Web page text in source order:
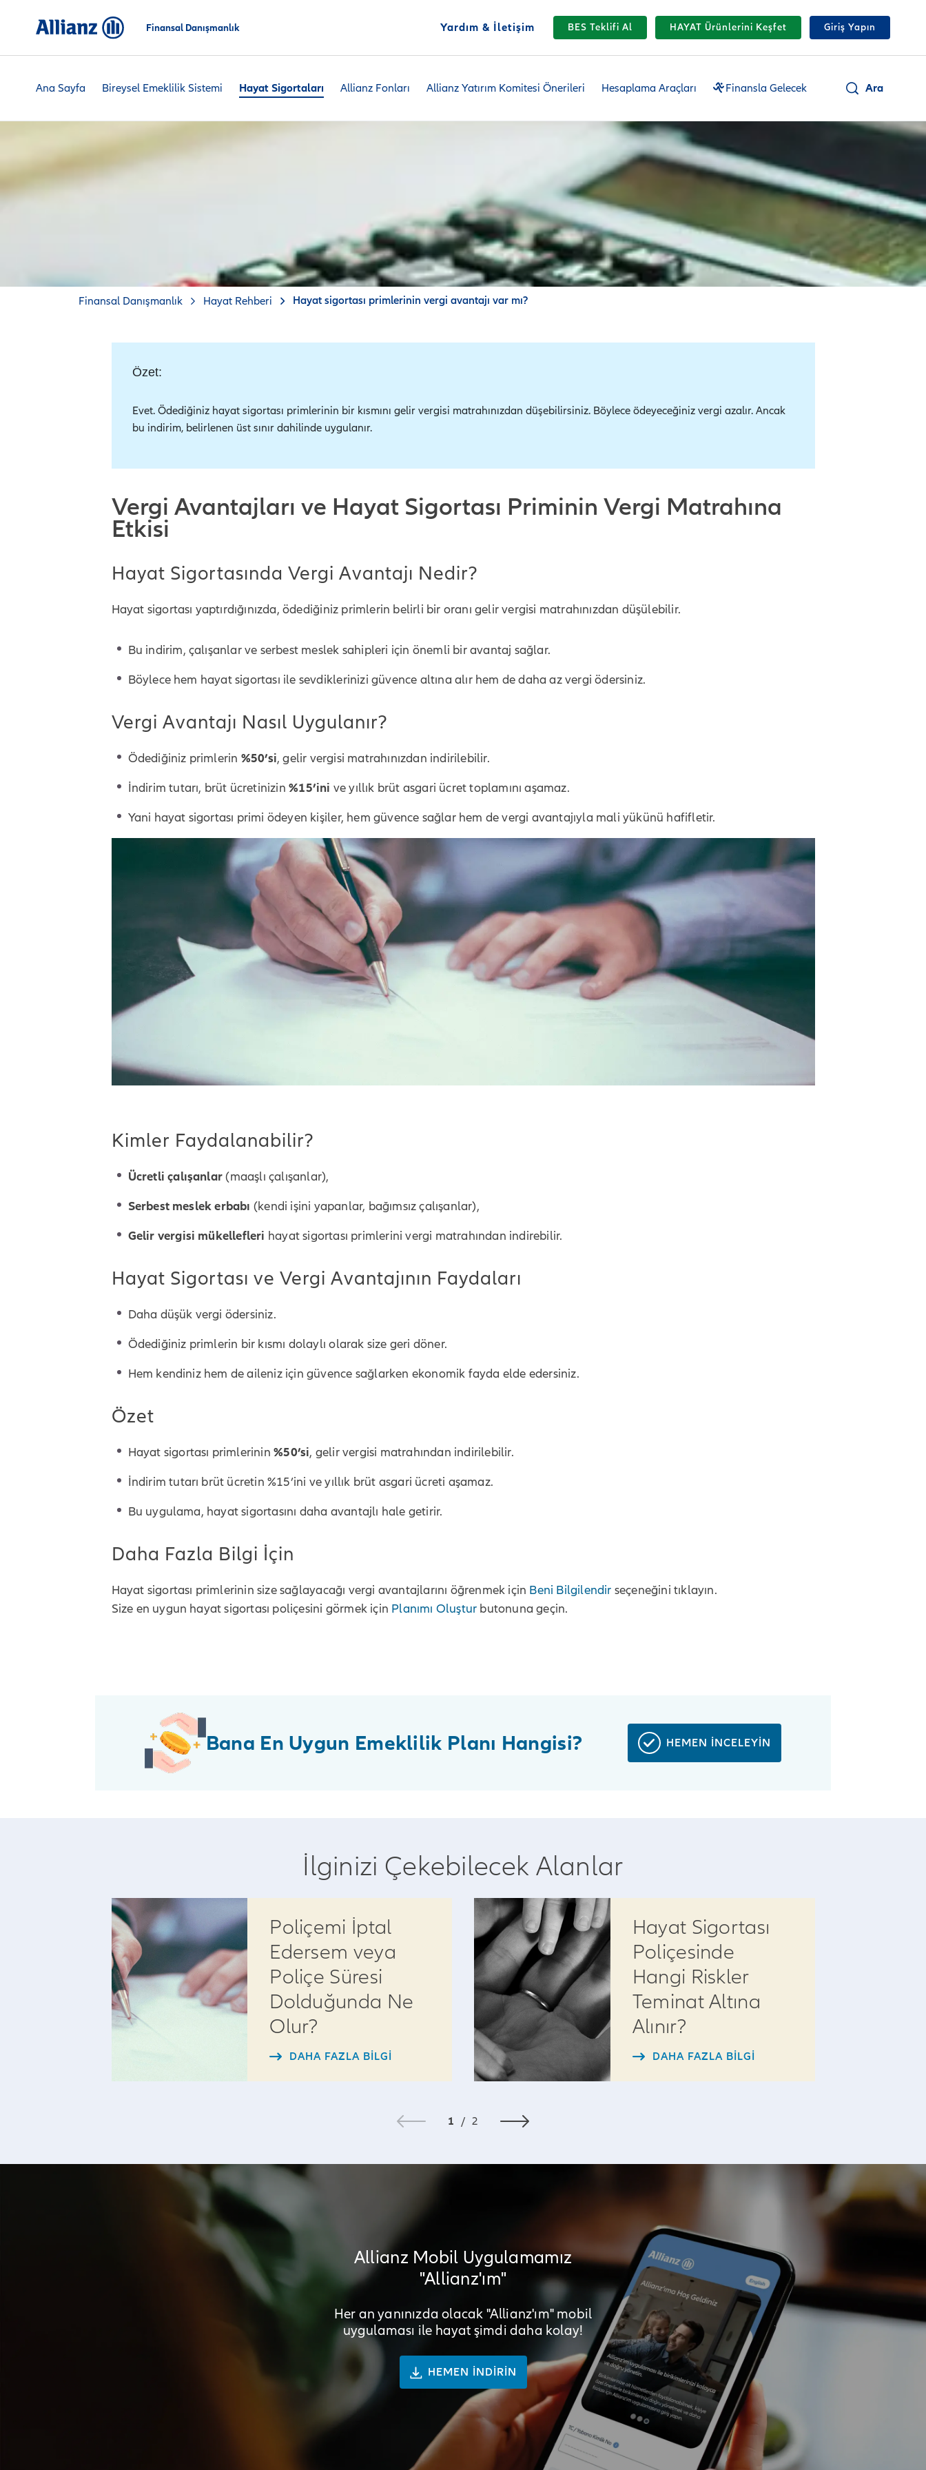
Finansal Danışmanlık Yardım & İletişim BES Teklifi Al HAYAT Ürünlerini Keşfet Giriş Yapın
Ana Sayfa Bireysel Emeklilik Sistemi Hayat Sigortaları Allianz Fonları Allianz Yatırım Komitesi Önerileri Hesaplama Araçları Finansla Gelecek Ara
Finansal Danışmanlık Hayat Rehberi Hayat sigortası primlerinin vergi avantajı var mı?
Özet:
Evet. Ödediğiniz hayat sigortası primlerinin bir kısmını gelir vergisi matrahınızdan düşebilirsiniz. Böylece ödeyeceğiniz vergi azalır. Ancak
bu indirim, belirlenen üst sınır dahilinde uygulanır.
Vergi Avantajları ve Hayat Sigortası Priminin Vergi Matrahına
Etkisi
Hayat Sigortasında Vergi Avantajı Nedir?
Hayat sigortası yaptırdığınızda, ödediğiniz primlerin belirli bir oranı gelir vergisi matrahınızdan düşülebilir.
Bu indirim, çalışanlar ve serbest meslek sahipleri için önemli bir avantaj sağlar.
Böylece hem hayat sigortası ile sevdiklerinizi güvence altına alır hem de daha az vergi ödersiniz.
Vergi Avantajı Nasıl Uygulanır?
Ödediğiniz primlerin %50’si, gelir vergisi matrahınızdan indirilebilir.
İndirim tutarı, brüt ücretinizin%15’ini ve yıllık brüt asgari ücret toplamını aşamaz.
Yani hayat sigortası primi ödeyen kişiler, hem güvence sağlar hem de vergi avantajıyla mali yükünü hafifletir.
Kimler Faydalanabilir?
Ücretli çalışanlar(maaşlı çalışanlar),
Serbest meslek erbabı (kendi işini yapanlar, bağımsız çalışanlar),
Gelir vergisi mükellefleri hayat sigortası primlerini vergi matrahından indirebilir.
Hayat Sigortası ve Vergi Avantajının Faydaları
Daha düşük vergi ödersiniz.
Ödediğiniz primlerin bir kısmı dolaylı olarak size geri döner.
Hem kendiniz hem de aileniz için güvence sağlarken ekonomik fayda elde edersiniz.
Özet
Hayat sigortası primlerinin%50’si, gelir vergisi matrahından indirilebilir.
İndirim tutarı brüt ücretin %15’ini ve yıllık brüt asgari ücreti aşamaz.
Bu uygulama, hayat sigortasını daha avantajlı hale getirir.
Daha Fazla Bilgi İçin
Hayat sigortası primlerinin size sağlayacağı vergi avantajlarını öğrenmek için Beni Bilgilendir seçeneğini tıklayın.
Size en uygun hayat sigortası poliçesini görmek için Planımı Oluştur butonuna geçin.
Bana En Uygun Emeklilik Planı Hangisi? HEMEN İNCELEYİN
İlginizi Çekebilecek Alanlar
Poliçemi İptal
Edersem veya
Poliçe Süresi
Dolduğunda Ne
Olur?
DAHA FAZLA BILGI
Hayat Sigortası
Poliçesinde
Hangi Riskler
Teminat Altına
Alınır?
DAHA FAZLA BILGI
1 / 2
Allianz Mobil Uygulamamız
"Allianz'ım"
Her an yanınızda olacak "Allianz'ım" mobil
uygulaması ile hayat şimdi daha kolay!
HEMEN İNDİRİN